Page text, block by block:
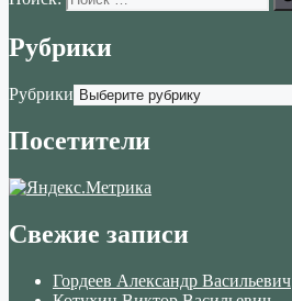
Рубрики
Рубрики
Посетители
Свежие записи
Гордеев Александр Васильевич